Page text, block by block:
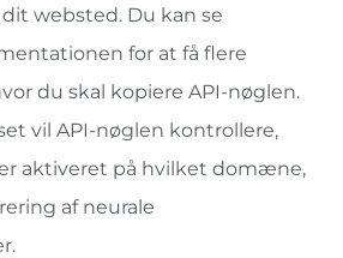
websted. Du kan se
for at få flere
du skal kopiere API-nøglen.
vil API-nøglen kontrollere,
aktiveret på hvilket domæne,
af neurale